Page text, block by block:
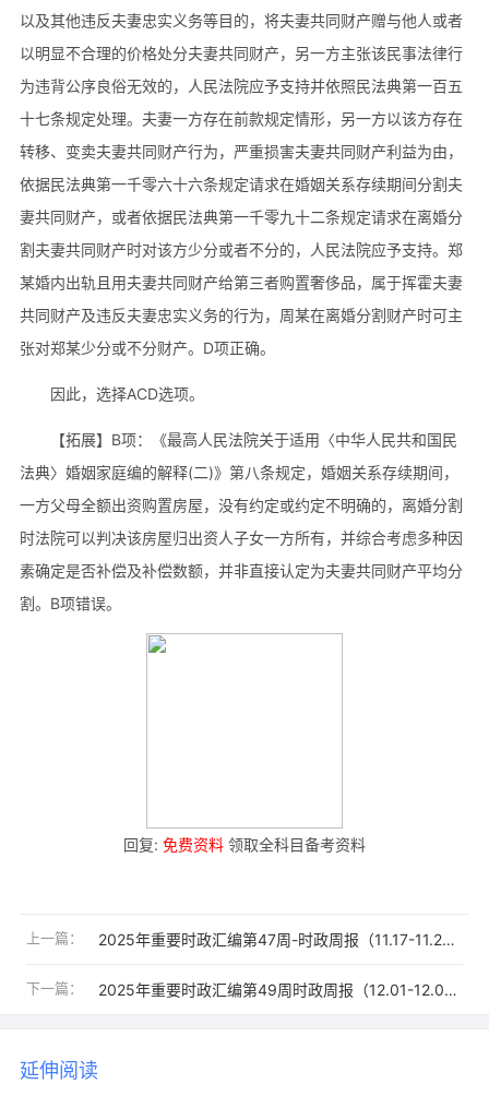
以及其他违反夫妻忠实义务等目的，将夫妻共同财产赠与他人或者
以明显不合理的价格处分夫妻共同财产，另一方主张该民事法律行
为违背公序良俗无效的，人民法院应予支持并依照民法典第一百五
十七条规定处理。夫妻一方存在前款规定情形，另一方以该方存在
转移、变卖夫妻共同财产行为，严重损害夫妻共同财产利益为由，
依据民法典第一千零六十六条规定请求在婚姻关系存续期间分割夫
妻共同财产，或者依据民法典第一千零九十二条规定请求在离婚分
割夫妻共同财产时对该方少分或者不分的，人民法院应予支持。郑
某婚内出轨且用夫妻共同财产给第三者购置奢侈品，属于挥霍夫妻
共同财产及违反夫妻忠实义务的行为，周某在离婚分割财产时可主
张对郑某少分或不分财产。D项正确。
因此，选择ACD选项。
【拓展】B项：《最高人民法院关于适用〈中华人民共和国民
法典〉婚姻家庭编的解释(二)》第八条规定，婚姻关系存续期间，
一方父母全额出资购置房屋，没有约定或约定不明确的，离婚分割
时法院可以判决该房屋归出资人子女一方所有，并综合考虑多种因
素确定是否补偿及补偿数额，并非直接认定为夫妻共同财产平均分
割。B项错误。
回复: 免费资料 领取全科目备考资料
上一篇： 2025年重要时政汇编第47周-时政周报（11.17-11.23）
下一篇： 2025年重要时政汇编第49周时政周报（12.01-12.07）
延伸阅读